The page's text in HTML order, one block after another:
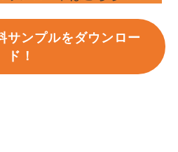
サンプルをダウンロー
ド！